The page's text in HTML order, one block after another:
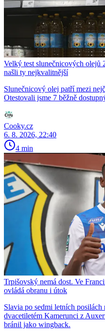
Velký test slunečnicových olejů
našli ty nejkvalitnější
Slunečnicový olej patří mezi
Otestovali jsme 7 běžně
Cooky.cz
6. 8. 2026, 22:40
4 min
Trpišovský nemá dost. Ve
ovládá obranu i útok
Slavia po sedmi letních
dvacetiletém Kamerunci z
bránil jako wingback.